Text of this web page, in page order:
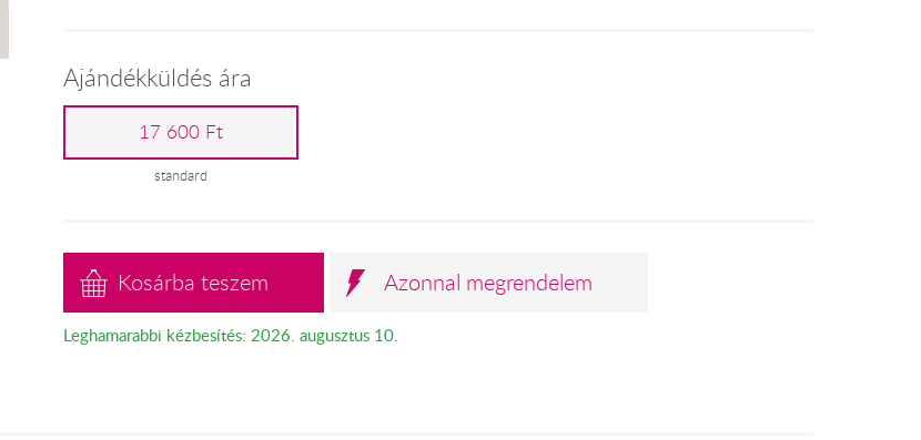
Ajándékküldés ára
17 600 Ft
standard
Kosárba teszem Azonnal megrendelem
Leghamarabbi kézbesítés: 2026. augusztus 10.